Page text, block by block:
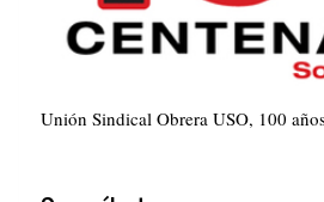
Unión Sindical Obrera USO, 100